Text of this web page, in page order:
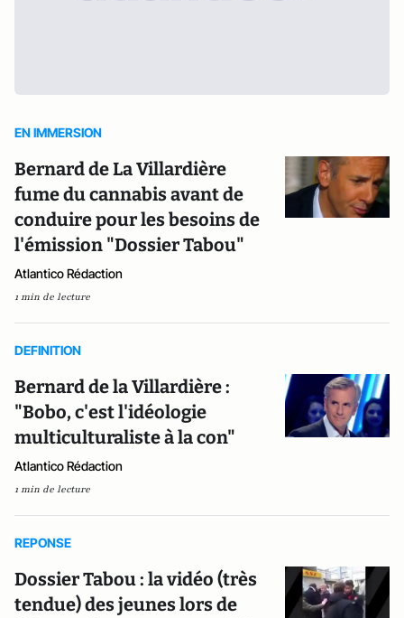
EN IMMERSION
Bernard de La Villardière
fume du cannabis avant de
conduire pour les besoins de
l'émission "Dossier Tabou"
Atlantico Rédaction
1 min de lecture
DEFINITION
Bernard de la Villardière :
"Bobo, c'est l'idéologie
multiculturaliste à la con"
Atlantico Rédaction
1 min de lecture
REPONSE
Dossier Tabou : la vidéo (très
tendue) des jeunes lors de